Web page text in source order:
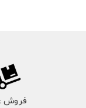
فروش